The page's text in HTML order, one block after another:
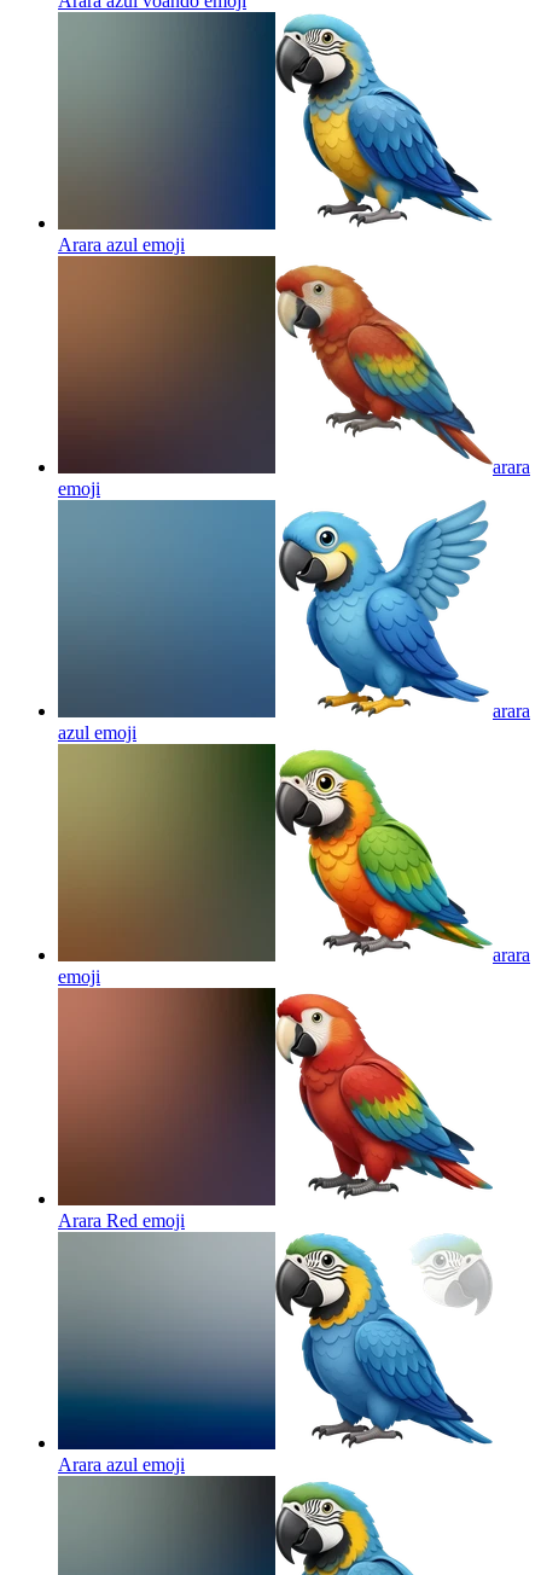
Arara azul emoji
arara
emoji
arara
azul emoji
arara
emoji
Arara Red emoji
Arara azul emoji